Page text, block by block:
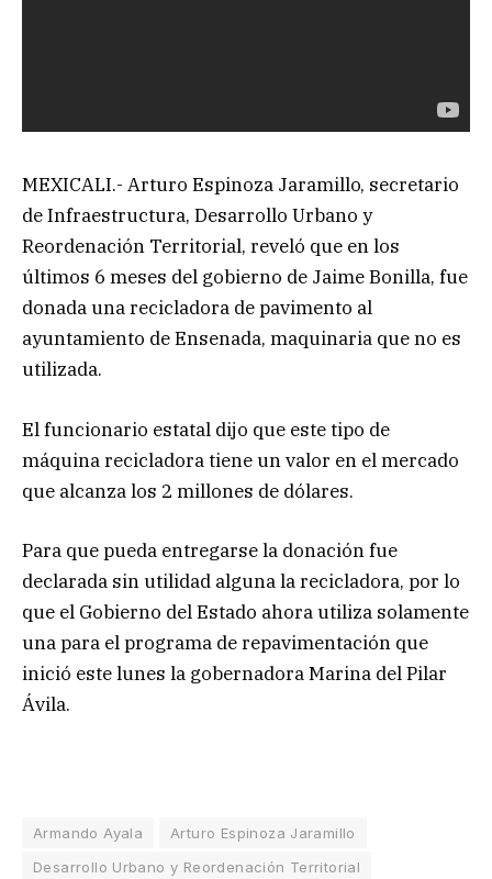
MEXICALI.- Arturo Espinoza Jaramillo, secretario
de Infraestructura, Desarrollo Urbano y
Reordenación Territorial, reveló que en los
últimos 6 meses del gobierno de Jaime Bonilla, fue
donada una recicladora de pavimento al
ayuntamiento de Ensenada, maquinaria que no es
utilizada.
El funcionario estatal dijo que este tipo de
máquina recicladora tiene un valor en el mercado
que alcanza los 2 millones de dólares.
Para que pueda entregarse la donación fue
declarada sin utilidad alguna la recicladora, por lo
que el Gobierno del Estado ahora utiliza solamente
una para el programa de repavimentación que
inició este lunes la gobernadora Marina del Pilar
Ávila.
Armando Ayala
Arturo Espinoza Jaramillo
Desarrollo Urbano y Reordenación Territorial